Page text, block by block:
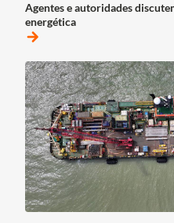
Agentes e autoridades
energética
arrow_forward